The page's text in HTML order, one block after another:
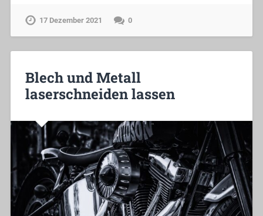
17 Dezember 2021 0
Blech und Metall
laserschneiden lassen